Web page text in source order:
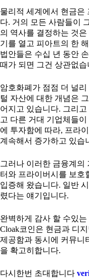
물리적 세계에서 현금은
다. 거의 모든 사람들이
의 역사를 결정하는 것
기를 열고 피아트의 한
법안들은 수십 년 동안
때가 되면 그건 상관없습
암호화폐가 점점 더 널리
털 자산에 대한 개념은
어지고 있습니다. 그리고
고 다른 거대 기업체들
에 투자함에 따라, 프라
계속해서 증가하고 있습
그러나 이러한 금융계의
터와 프라이버시를 보호
입증해 왔습니다. 일반
렸다는 얘기입니다.
완벽하게 감사 할 수있는
Cloak코인은 현금과 디
제공함과 동시에 커뮤니
을 확고히합니다.
다시한번 초대합니다